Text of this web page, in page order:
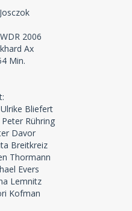
2006
Ax
Min.
Bliefert
Rühring
Davor
Breitkreiz
Thormann
Evers
Lemnitz
Kofman